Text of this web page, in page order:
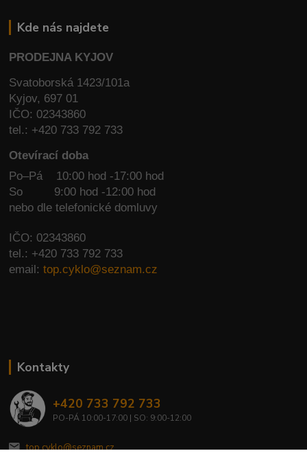
Kde nás najdete
PRODEJNA KYJOV
Svatoborská 1423/101a
Kyjov, 697 01
IČO: 02343860
tel.: +420 733 792 733
Otevírací doba
Po–Pá 10:00 hod -17:00 hod
So
9:00 hod -12:00 hod
nebo dle telefonické domluvy
IČO: 02343860
tel.: +420 733 792 733
email:top.cyklo@seznam.cz
Kontakty
+420 733 792 733
PO-PÁ 10:00-17:00 | SO: 9:00-12:00
top.cyklo@seznam.cz